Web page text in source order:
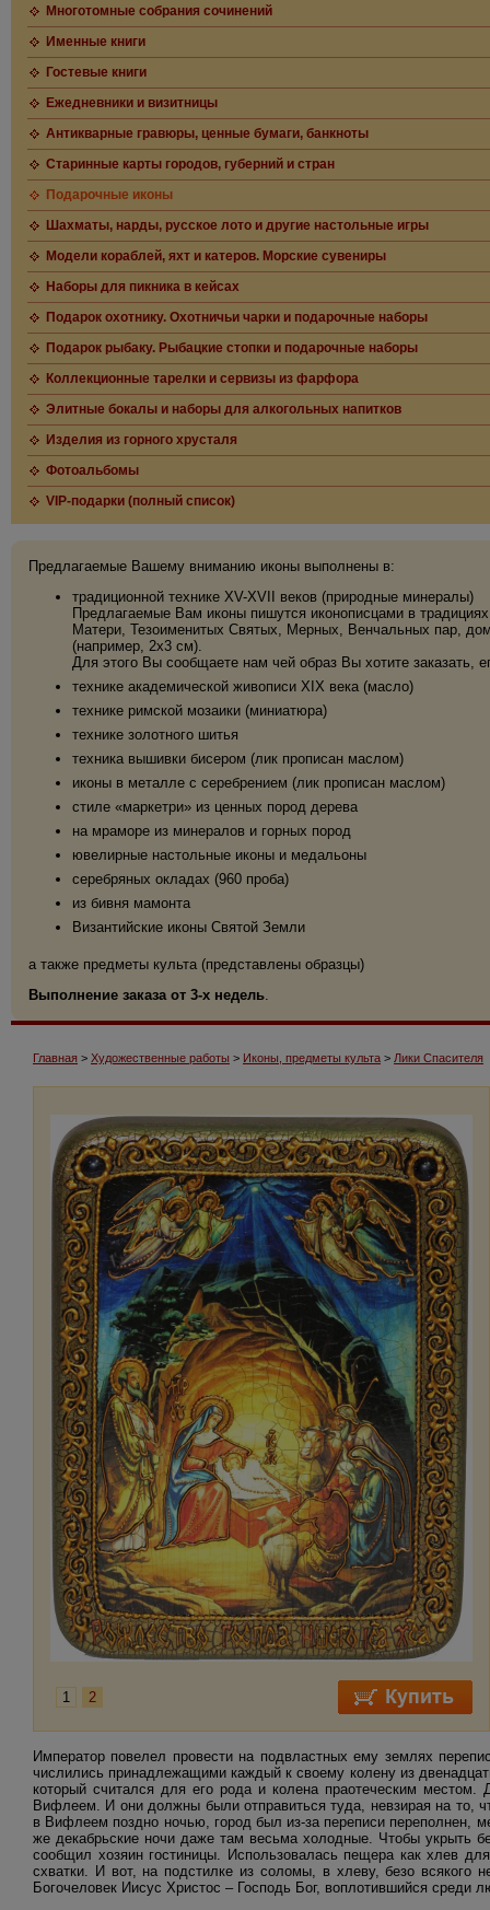
Многотомные собрания сочинений
Именные книги
Гостевые книги
Ежедневники и визитницы
Антикварные гравюры, ценные бумаги, банкноты
Старинные карты городов, губерний и стран
Подарочные иконы
Шахматы, нарды, русское лото и другие настольные игры
Модели кораблей, яхт и катеров. Морские сувениры
Наборы для пикника в кейсах
Подарок охотнику. Охотничьи чарки и подарочные наборы
Подарок рыбаку. Рыбацкие стопки и подарочные наборы
Коллекционные тарелки и сервизы из фарфора
Элитные бокалы и наборы для алкогольных напитков
Изделия из горного хрусталя
Фотоальбомы
VIP-подарки (полный список)
Предлагаемые Вашему вниманию иконы выполнены в:
традиционной технике XV-XVII веков (природные минералы)
Предлагаемые Вам иконы пишутся иконописцами в
Матери, Тезоименитых Святых, Мерных, Венчальных пар,
(например, 2х3 см).
Для этого Вы сообщаете нам чей образ Вы хотите заказать,
технике академической живописи XIX века (масло)
технике римской мозаики (миниатюра)
технике золотного шитья
техника вышивки бисером (лик прописан маслом)
иконы в металле с серебрением (лик прописан маслом)
стиле «маркетри» из ценных пород дерева
на мраморе из минералов и горных пород
ювелирные настольные иконы и медальоны
серебряных окладах (960 проба)
из бивня мамонта
Византийские иконы Святой Земли
а также предметы культа (представлены образцы)
Выполнение заказа от 3-х недель.
Главная > Художественные работы > Иконы, предметы культа > Лики Спасителя
1 2
Император повелел провести на подвластных ему землях
числились принадлежащими каждый к своему колену из
который считался для его рода и колена праотеческим
Вифлеем. И они должны были отправиться туда, невзирая на то,
в Вифлеем поздно ночью, город был из-за переписи переполнен,
же декабрьские ночи даже там весьма холодные. Чтобы укрыть
сообщил хозяин гостиницы. Использовалась пещера как хлев
схватки. И вот, на подстилке из соломы, в хлеву, безо всякого
Богочеловек Иисус Христос – Господь Бог, воплотившийся среди